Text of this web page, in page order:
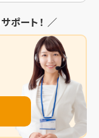
ポート！ ／